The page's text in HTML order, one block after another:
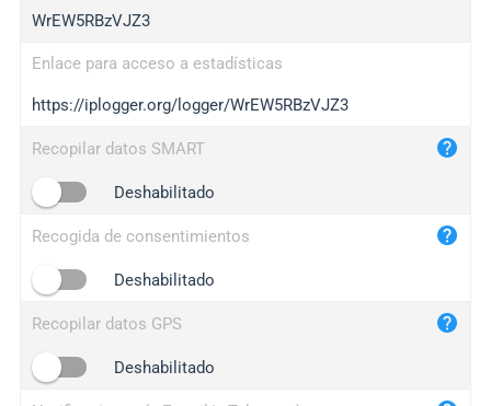
ed.tc
iplogger.com
maper.info
2no.co
yip.su
iplogger.info
WrEW5RBzVJZ3
Enlace para acceso a estadísticas
https://iplogger.org/logger/WrEW5RBzVJZ3
Recopilar datos SMART
Deshabilitado
Recogida de consentimientos
Deshabilitado
Recopilar datos GPS
Deshabilitado